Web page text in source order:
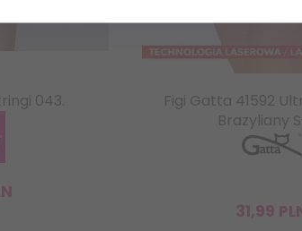
043.
Figi Gatta 41592
Brazyliany
31,99